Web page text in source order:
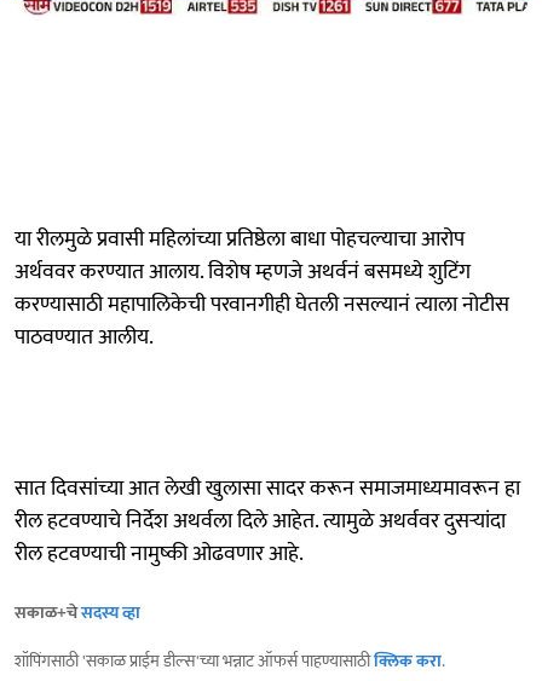
या रीलमुळे प्रवासी महिलांच्या प्रतिष्ठेला बाधा पोहचल्याचा आरोप
अर्थववर करण्यात आलाय. विशेष म्हणजे अथर्वनं बसमध्ये शुटिंग
करण्यासाठी महापालिकेची परवानगीही घेतली नसल्यानं त्याला नोटीस
पाठवण्यात आलीय.
सात दिवसांच्या आत लेखी खुलासा सादर करून समाजमाध्यमावरून हा
रील हटवण्याचे निर्देश अथर्वला दिले आहेत. त्यामुळे अथर्ववर दुसऱ्यांदा
रील हटवण्याची नामुष्की ओढवणार आहे.
सकाळ+चेसदस्य व्हा
शॉपिंगसाठी 'सकाळ प्राईम डील्स'च्या भन्नाट ऑफर्स पाहण्यासाठीक्लिक करा.